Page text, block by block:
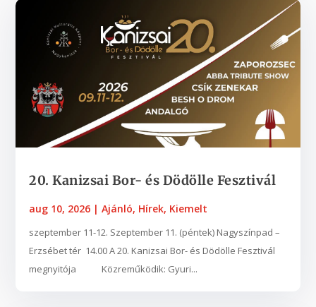
20. Kanizsai Bor- és Dödölle Fesztivál
aug 10, 2026 |Ajánló, Hírek, Kiemelt
szeptember 11-12. Szeptember 11. (péntek) Nagyszínpad –
Erzsébet tér 14.00 A 20. Kanizsai Bor- és Dödölle Fesztivál
megnyitója Közreműködik: Gyuri...